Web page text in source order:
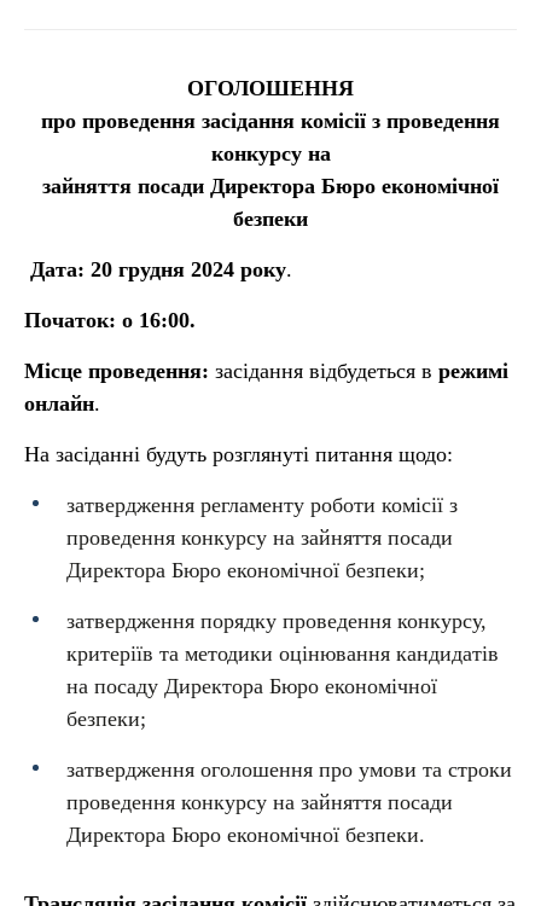
ОГОЛОШЕННЯ
про проведення засідання комісії з проведення
конкурсу на
зайняття посади Директора Бюро економічної
безпеки
Дата: 20 грудня 2024 року.
Початок: о 16:00.
Місце проведення: засідання відбудеться в режимі
онлайн.
На засіданні будуть розглянуті питання щодо:
затвердження регламенту роботи комісії з
проведення конкурсу на зайняття посади
Директора Бюро економічної безпеки;
затвердження порядку проведення конкурсу,
критеріїв та методики оцінювання кандидатів
на посаду Директора Бюро економічної
безпеки;
затвердження оголошення про умови та строки
проведення конкурсу на зайняття посади
Директора Бюро економічної безпеки.